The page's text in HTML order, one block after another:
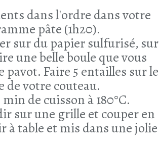
dans l'ordre dans votre
pâte (1h20).
sur du papier sulfurisé, sur
une belle boule que vous
pavot. Faire 5 entailles sur le
de votre couteau.
de cuisson à 180°C.
sur une grille et couper en
à table et mis dans une jolie